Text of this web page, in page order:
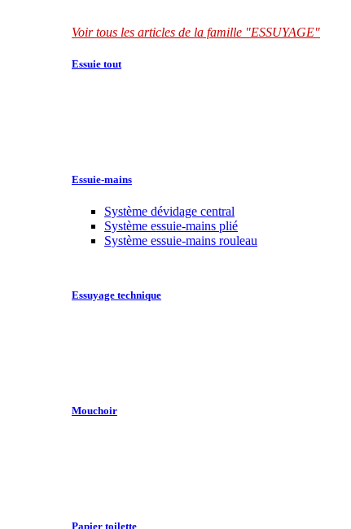
Voir tous les articles de la famille "ESSUYAGE"
Essuie tout
Essuie-mains
Système dévidage central
Système essuie-mains plié
Système essuie-mains rouleau
Essuyage technique
Mouchoir
Papier toilette